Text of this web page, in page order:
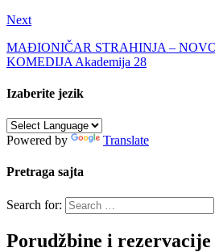
Next
MAĐIONIČAR STRAHINJA –
KOMEDIJA Akademija 28
Izaberite jezik
Powered by Translate
Pretraga sajta
Search for:
Porudžbine i rezervacije